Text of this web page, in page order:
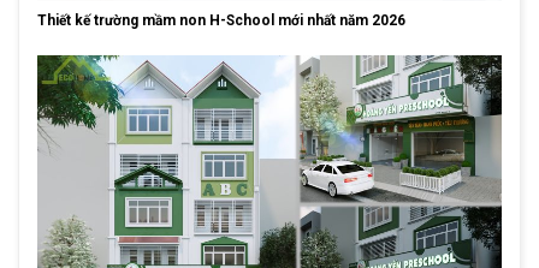
Thiết kế trường mầm non H-School mới nhất năm 2026